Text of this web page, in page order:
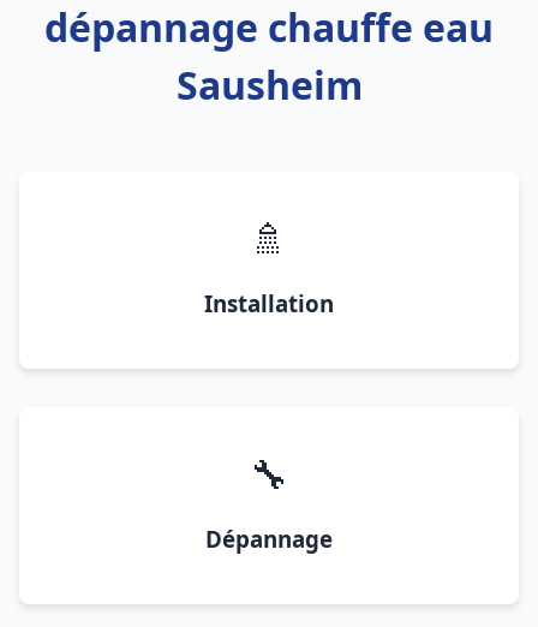
dépannage chauffe eau
Sausheim
🚿
Installation
🔧
Dépannage